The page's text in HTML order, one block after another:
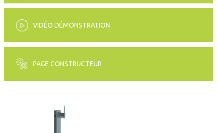
VIDÉO DÉMONSTRATION
PAGE CONSTRUCTEUR